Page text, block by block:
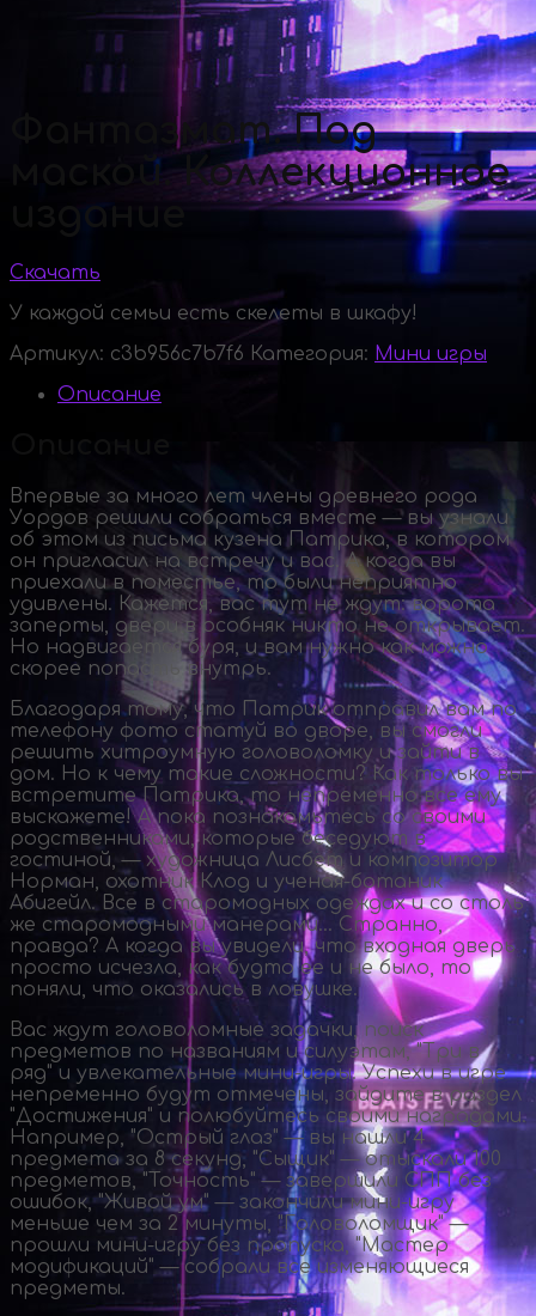
Фантазмат. Под
маской. Коллекционное
Скачать
У каждой семьи есть скелеты в шкафу!
Артикул: c3b956c7b7f6 Категория: Мини игры
Описание
Впервые за много лет члены древнего рода
Уордов решили собраться вместе — вы узнали
об этом из письма кузена Патрика, в котором
он пригласил на встречу и вас. А когда вы
приехали в поместье, то были неприятно
удивлены. Кажется, вас тут не ждут: ворота
заперты, двери в особняк никто не открывает.
Но надвигается буря, и вам нужно как можно
скорее попасть внутрь.
Благодаря тому, что Патрик отправил вам по
телефону фото статуй во дворе, вы смогли
решить хитроумную головоломку и зайти в
дом. Но к чему такие сложности? Как только вы
встретите Патрика, то непременно все ему
выскажете! А пока познакомьтесь со своими
родственниками, которые беседуют в
гостиной, — художница Лисбет и композитор
Норман, охотник Клод и ученая-ботаник
Абигейл. Все в старомодных одеждах и со столь
же старомодными манерами… Странно,
правда? А когда вы увидели, что входная дверь
просто исчезла, как будто ее и не было, то
поняли, что оказались в ловушке.
Вас ждут головоломные задачки, поиск
предметов по названиям и силуэтам, "Три в
ряд" и увлекательныемини-игры. Успехи в игре
непременно будут отмечены, зайдите в раздел
"Достижения" и полюбуйтесь своими наградами.
Например, "Острый глаз" — вы нашли 4
предмета за 8 секунд, "Сыщик" — отыскали 100
предметов, "Точность" — завершили СПП без
ошибок, "Живой ум" — закончилимини-игру
меньше чем за 2 минуты, "Головоломщик" —
прошли мини-игрубез пропуска, "Мастер
модификаций" — собрали все изменяющиеся
предметы.